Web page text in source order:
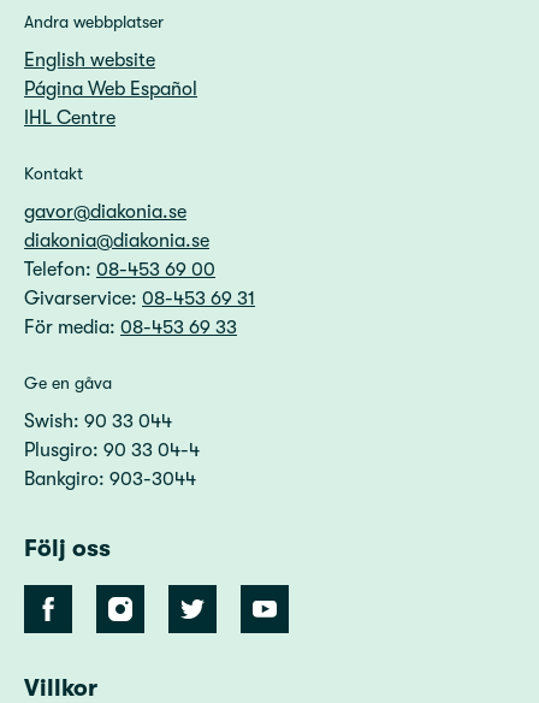
Andra webbplatser
English website
Página Web Español
IHL Centre
Kontakt
gavor@diakonia.se
diakonia@diakonia.se
Telefon: 08-453 69 00
Givarservice: 08-453 69 31
För media: 08-453 69 33
Ge en gåva
Swish: 90 33 044
Plusgiro: 90 33 04-4
Bankgiro: 903-3044
Följ oss
Villkor